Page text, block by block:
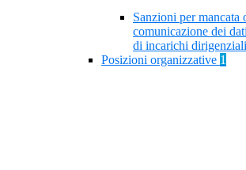
Sanzioni per mancata
comunicazione dei
di incarichi dirigenziali
Posizioni organizzative 1